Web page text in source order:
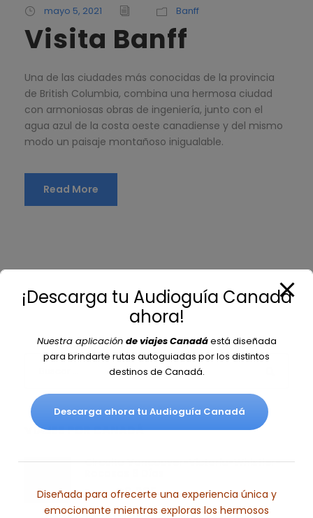
mayo 5, 2021 Banff
Visita Banff
Una de las ciudades más conocidas de la provincia
de British Columbia, combina una hermosa ciudad
con armoniosas obras de ingeniería, junto con el
agua azul de la costa oeste canadiense y del mismo
modo un paisaje montañoso inigualable.
Read More
VIAJES POR CANADÁ
Circuito Vancouver-Victoria-Whistler-
From €2,685
¡Descarga tu Audioguía Canadá
ahora!
Nuestra aplicación de viajes Canadáestá diseñada
para brindarte rutas autoguiadas por los distintos
destinos de Canadá.
Descarga ahora tu Audioguía Canadá
Diseñada para ofrecerte una experiencia única y
emocionante mientras exploras los hermosos